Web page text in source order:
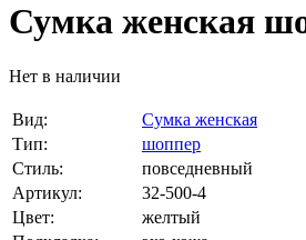
Сумка женская
Нет в наличии
Вид:
Сумка женская
Тип:
шоппер
Стиль:
повседневный
Артикул:
32-500-4
Цвет:
желтый